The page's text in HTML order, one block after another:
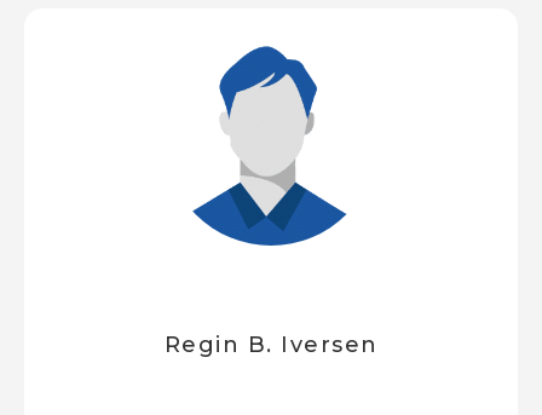
Regin B. Iversen